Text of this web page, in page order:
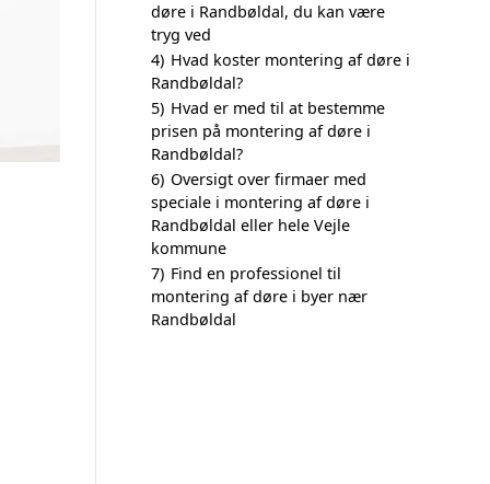
døre i Randbøldal, du kan være
tryg ved
4) Hvad koster montering af døre i
Randbøldal?
5) Hvad er med til at bestemme
prisen på montering af døre i
Randbøldal?
6) Oversigt over firmaer med
speciale i montering af døre i
Randbøldal eller hele Vejle
kommune
7) Find en professionel til
montering af døre i byer nær
Randbøldal